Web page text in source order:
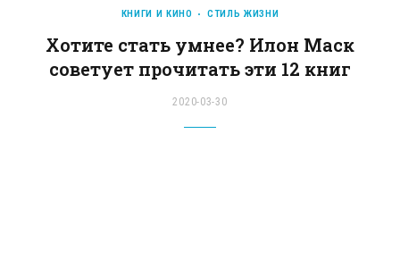
КНИГИ И КИНО СТИЛЬ ЖИЗНИ
Хотите стать умнее? Илон Маск
советует прочитать эти 12 книг
2020-03-30